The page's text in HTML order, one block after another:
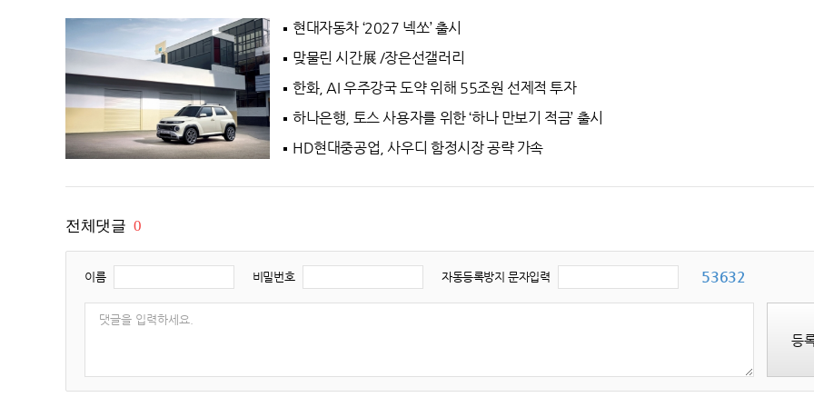
거창 32.0℃
합천 32.5℃
밀양 33.4℃
산청 32.3℃
거제 32.0℃
현대자동차 ‘2027 넥쏘’ 출시
맞물린 시간展 /장은선갤러리
한화, AI 우주강국 도약 위해 55조원 선제적 투자
하나은행, 토스 사용자를 위한 ‘하나 만보기 적금’ 출시
HD현대중공업, 사우디 함정시장 공략 가속
전체댓글 0
이름 비밀번호 자동등록방지 문자입력 53632
등